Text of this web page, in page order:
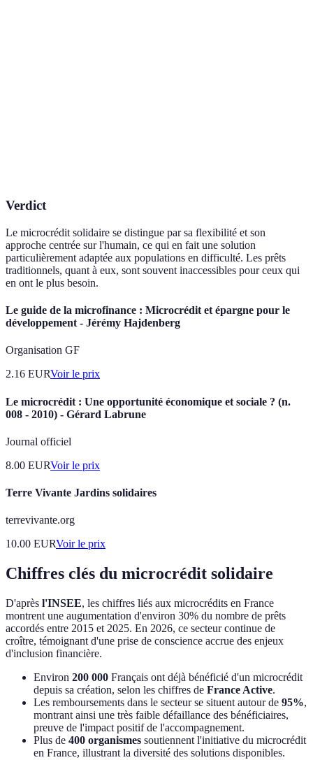
Verdict
Le microcrédit solidaire se distingue par sa flexibilité et son
approche centrée sur l'humain, ce qui en fait une solution
particulièrement adaptée aux populations en difficulté. Les prêts
traditionnels, quant à eux, sont souvent inaccessibles pour ceux qui
en ont le plus besoin.
Le guide de la microfinance : Microcrédit et épargne pour le
développement - Jérémy Hajdenberg
Organisation GF
2.16 EURVoir le prix
Le microcrédit : Une opportunité économique et sociale ? (n.
008 - 2010) - Gérard Labrune
Journal officiel
8.00 EURVoir le prix
Terre Vivante Jardins solidaires
terrevivante.org
10.00 EURVoir le prix
Chiffres clés du microcrédit solidaire
D'après l'INSEE, les chiffres liés aux microcrédits en France
montrent une augumentation d'environ 30% du nombre de prêts
accordés entre 2015 et 2025. En 2026, ce secteur continue de
croître, témoignant d'une prise de conscience accrue des enjeux
d'inclusion financière.
Environ 200 000 Français ont déjà bénéficié d'un microcrédit
depuis sa création, selon les chiffres de France Active.
Les remboursements dans le secteur se situent autour de 95%,
montrant ainsi une très faible défaillance des bénéficiaires,
preuve de l'impact positif de l'accompagnement.
Plus de 400 organismes soutiennent l'initiative du microcrédit
en France, illustrant la diversité des solutions disponibles.